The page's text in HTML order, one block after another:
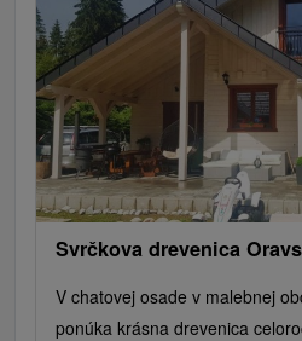
Svrčkova drevenica
V chatovej osade v malebnej
ponúka krásna drevenica